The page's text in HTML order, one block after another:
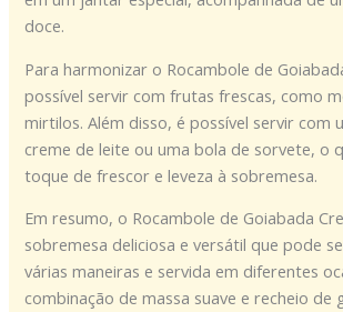
doce.
Para harmonizar o Rocambole de
possível servir com frutas frescas, como
mirtilos. Além disso, é possível servir com
creme de leite ou uma bola de sorvete, o
toque de frescor e leveza à sobremesa.
Em resumo, o Rocambole de Goiabada
sobremesa deliciosa e versátil que pode
várias maneiras e servida em diferentes
combinação de massa suave e recheio de